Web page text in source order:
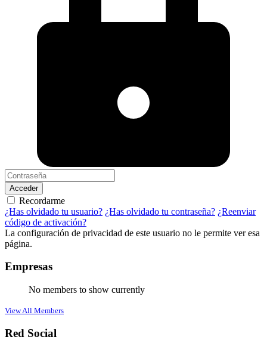
Acceder
Recordarme
¿Has olvidado tu usuario? ¿Has olvidado tu contraseña? ¿Reenviar
código de activación?
La configuración de privacidad de este usuario no le permite ver esa
página.
Empresas
No members to show currently
View All Members
Red Social